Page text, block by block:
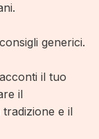
generici.
il tuo
il
e il